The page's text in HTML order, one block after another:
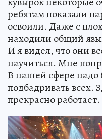
ребятам показали
освоили. Даже с
находили общий
И я видел, что они
научиться. Мне
В нашей сфере надо
подбадривать всех.
прекрасно работает.